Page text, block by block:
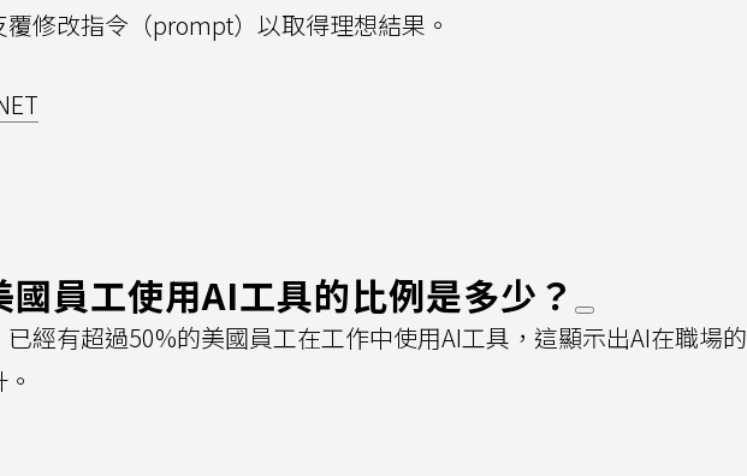
修改指令（prompt）以取得理想結果。
國員工使用AI工具的比例是多少？
經有超過50%的美國員工在工作中使用AI工具，這顯示出AI在職場